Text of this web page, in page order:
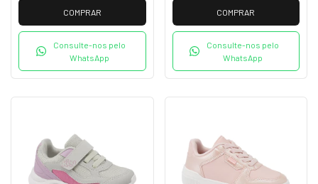
COMPRAR
Consulte-nos pelo
WhatsApp
COMPRAR
Consulte-nos pelo
WhatsApp